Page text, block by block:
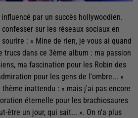
par un succès hollywoodien.
sur les réseaux sociaux en
: « Mine de rien, je vous ai quand
trucs dans ce 3ème album : ma passion
ma fascination pour les Robin des
pour les gens de l'ombre... »
inattendu : « mais j'ai pas encore
éternelle pour les brachiosaures
être un jour, qui sait... ». On n'a plus